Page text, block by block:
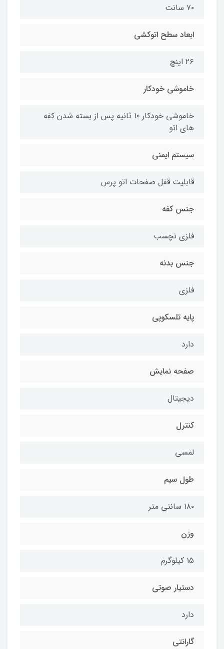
۷۰ سانت
ابعاد سطح اتوکشی
۲۶ اینچ
خاموشی خودکار
خاموشی خودکار 10 ثانیه پس از بسته شدن کفه
های اتو
سیستم ایمنی
قابلیت قفل صفحات اتو پرس
جنس کفه
فلزی نچسب
جنس بدنه
فلزی
پایه تلسکوپی
دارد
صفحه نمایش
دیجیتال
کنترل
لمسی
طول سیم
۱۸۰ سانتی متر
وزن
۱۵ کیلوگرم
دستیار صوتی
دارد
گارانتی